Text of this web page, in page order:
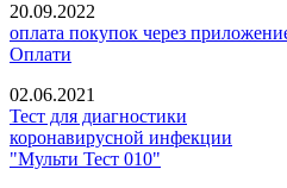
20.09.2022
оплата покупок через
Оплати
02.06.2021
Тест для диагностики
коронавирусной инфекции
"Мульти Тест 010"